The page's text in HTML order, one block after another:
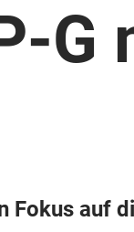
G
Fokus auf